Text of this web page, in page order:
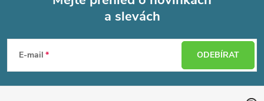
p
a slevách
E-mail ODEBÍRAT